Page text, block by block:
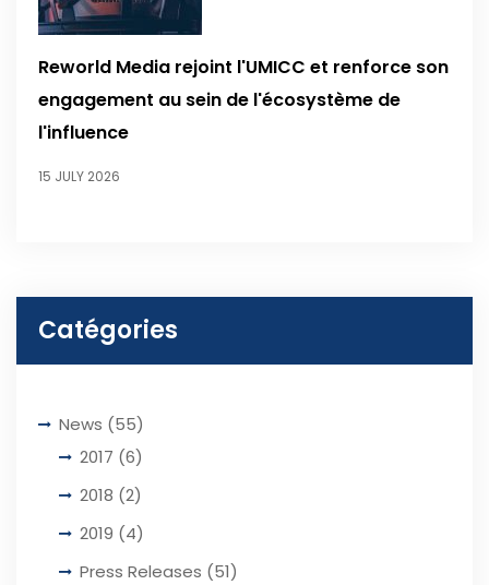
Reworld Media rejoint l'UMICC et renforce son
engagement au sein de l'écosystème de
l'influence
15 JULY 2026
Catégories
News (55)
2017 (6)
2018 (2)
2019 (4)
Press Releases (51)